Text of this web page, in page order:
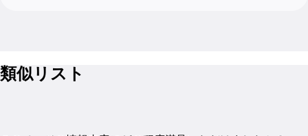
類似リスト